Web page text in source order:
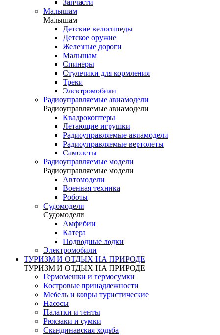
Запчасти
Малышам
Малышам
Детские велосипеды
Детское оружие
Железные дороги
Малышам
Спинеры
Стульчики для кормления
Треки
Электромобили
Радиоуправляемые авиамодели
Радиоуправляемые авиамодели
Квадрокоптеры
Летающие игрушки
Радиоуправляемые авиамодели
Радиоуправляемые вертолеты
Самолеты
Радиоуправляемые модели
Радиоуправляемые модели
Автомодели
Военная техника
Роботы
Судомодели
Судомодели
Амфибии
Катера
Подводные лодки
Электромобили
ТУРИЗМ И ОТДЫХ НА ПРИРОДЕ
ТУРИЗМ И ОТДЫХ НА ПРИРОДЕ
Гермомешки и гермосумки
Костровые принадлежности
Мебель и ковры туристические
Насосы
Палатки и тенты
Рюкзаки и сумки
Скандинавская ходьба